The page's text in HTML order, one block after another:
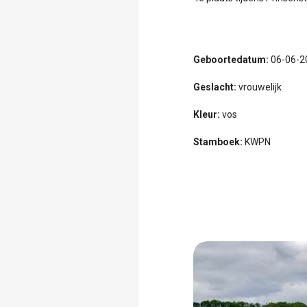
Geboortedatum: 06-06-
Geslacht: vrouwelijk
Kleur: vos
Stamboek: KWPN